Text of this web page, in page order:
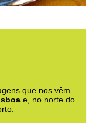
que nos vêm
e, no norte do